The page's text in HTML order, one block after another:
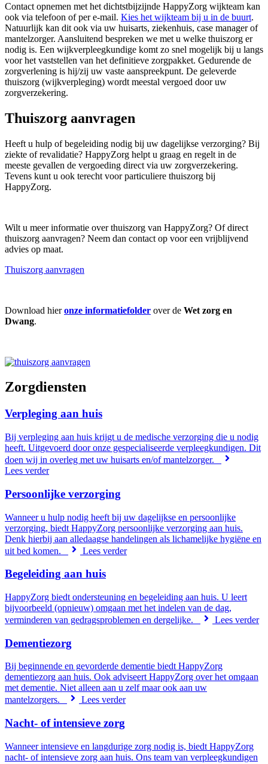
Contact opnemen met het dichtstbijzijnde HappyZorg wijkteam kan
ook via telefoon of per e-mail. Kies het wijkteam bij u in de buurt.
Natuurlijk kan dit ook via uw huisarts, ziekenhuis, case manager of
mantelzorger. Aansluitend bespreken we met u welke thuiszorg er
nodig is. Een wijkverpleegkundige komt zo snel mogelijk bij u langs
voor het vaststellen van het definitieve zorgpakket. Gedurende de
zorgverlening is hij/zij uw vaste aanspreekpunt. De geleverde
thuiszorg (wijkverpleging) wordt meestal vergoed door uw
zorgverzekering.
Thuiszorg aanvragen
Heeft u hulp of begeleiding nodig bij uw dagelijkse verzorging? Bij
ziekte of revalidatie? HappyZorg helpt u graag en regelt in de
meeste gevallen de vergoeding direct via uw zorgverzekering.
Tevens kunt u ook terecht voor particuliere thuiszorg bij
HappyZorg.
Wilt u meer informatie over thuiszorg van HappyZorg? Of direct
thuiszorg aanvragen? Neem dan contact op voor een vrijblijvend
advies op maat.
Thuiszorg aanvragen
Download hieronze informatiefolder over de Wet zorg en
Dwang.
Zorgdiensten
Verpleging aan huis
Bij verpleging aan huis krijgt u de medische verzorging die u nodig
heeft. Uitgevoerd door onze gespecialiseerde verpleegkundigen. Dit
doen wij in overleg met uw huisarts en/of mantelzorger.
Lees verder
Persoonlijke verzorging
Wanneer u hulp nodig heeft bij uw dagelijkse en persoonlijke
verzorging, biedt HappyZorg persoonlijke verzorging aan huis.
Denk hierbij aan alledaagse handelingen als lichamelijke hygiëne en
uit bed komen.
Lees verder
Begeleiding aan huis
HappyZorg biedt ondersteuning en begeleiding aan huis. U leert
bijvoorbeeld (opnieuw) omgaan met het indelen van de dag,
verminderen van gedragsproblemen en dergelijke.
Lees verder
Dementiezorg
Bij beginnende en gevorderde dementie biedt HappyZorg
dementiezorg aan huis. Ook adviseert HappyZorg over het omgaan
met dementie. Niet alleen aan u zelf maar ook aan uw
mantelzorgers.
Lees verder
Nacht- of intensieve zorg
Wanneer intensieve en langdurige zorg nodig is, biedt HappyZorg
nacht- of intensieve zorg aan huis. Ons team van verpleegkundigen